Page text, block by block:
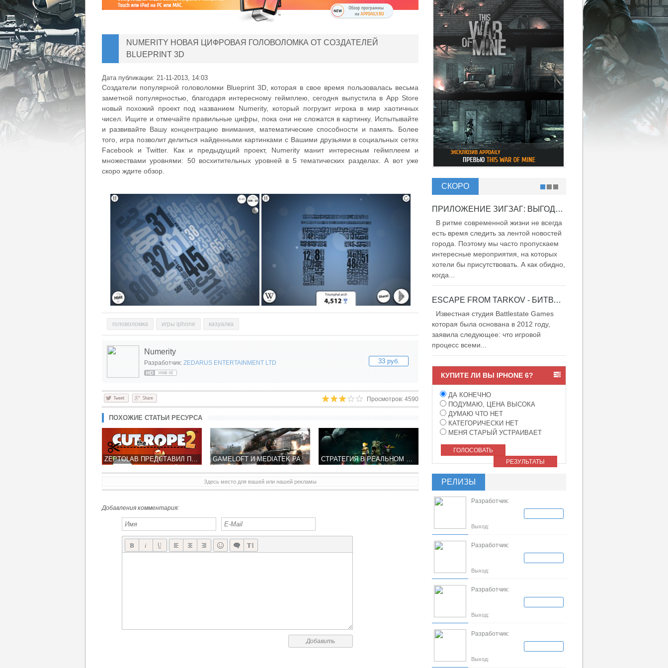
NUMERITY НОВАЯ ЦИФРОВАЯ ГОЛОВОЛОМКА ОТ СОЗДАТЕЛЕЙ
BLUEPRINT 3D
Дата публикации: 21-11-2013, 14:03
Создатели популярной головоломки Blueprint 3D, которая в свое время пользовалась весьма
заметной популярностью, благодаря интересному геймплею, сегодня выпустила в App Store
новый похожий проект под названием Numerity, который погрузит игрока в мир хаотичных
чисел. Ищите и отмечайте правильные цифры, пока они не сложатся в картинку. Испытывайте
и развивайте Вашу концентрацию внимания, математические способности и память. Более
того, игра позволит делиться найденными картинками с Вашими друзьями в социальных сетях
Facebook и Twitter. Как и предыдущий проект, Numerity манит интересным геймплеем и
множествами уровнями: 50 восхитительных уровней в 5 тематических разделах. А вот уже
скоро ждите обзор.
головоломка игры iphone казуалка
Numerity
Разработчик: ZEDARUS ENTERTAINMENT LTD 33 руб.
Просмотров: 4590
ПОХОЖИЕ СТАТЬИ РЕСУРСА
ZEPTOLAB ПРЕДСТАВИЛ ПЕРВЫЙ ТРЕЙЛЕР CUT THE ROPE 2 GAMELOFT И MEDIATEK РАБОТАЮТ НАД УЛУЧШЕНИЕМ ГРАФИКИ MODERN COMBAT 5 СТРАТЕГИЯ В РЕАЛЬНОМ ВРЕМЕНИ RUNIC SORCERER ОТ PLEXUS GAME УЖЕ СКОРО
Здесь место для вашей или нашей рекламы
Добавления комментария:
Добавить
СКОРО
ПРИЛОЖЕНИЕ ЗИГЗАГ: ВЫГОДНО ВДВОЙНЕ!
В ритме современной жизни не всегда
есть время следить за лентой новостей
города. Поэтому мы часто пропускаем
интересные мероприятия, на которых
хотели бы присутствовать. А как обидно,
когда...
ESCAPE FROM TARKOV - БИТВА ЗА ТАРКОВ
Известная студия Battlestate Games
которая была основана в 2012 году,
заявила следующее: что игровой
процесс всеми...
КУПИТЕ ЛИ ВЫ IPHONE 6?
ДА КОНЕЧНО
ПОДУМАЮ, ЦЕНА ВЫСОКА
ДУМАЮ ЧТО НЕТ
КАТЕГОРИЧЕСКИ НЕТ
МЕНЯ СТАРЫЙ УСТРАИВАЕТ
ГОЛОСОВАТЬ
РЕЗУЛЬТАТЫ
РЕЛИЗЫ
Разработчик:
Выход:
Разработчик:
Выход:
Разработчик:
Выход:
Разработчик:
Выход: